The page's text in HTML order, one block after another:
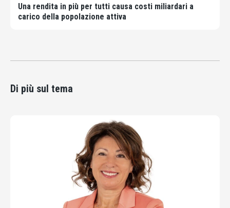
Una rendita in più per tutti causa costi miliardari a
carico della popolazione attiva
Di più sul tema